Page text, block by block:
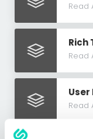
Read
Rich
Read
User
Read